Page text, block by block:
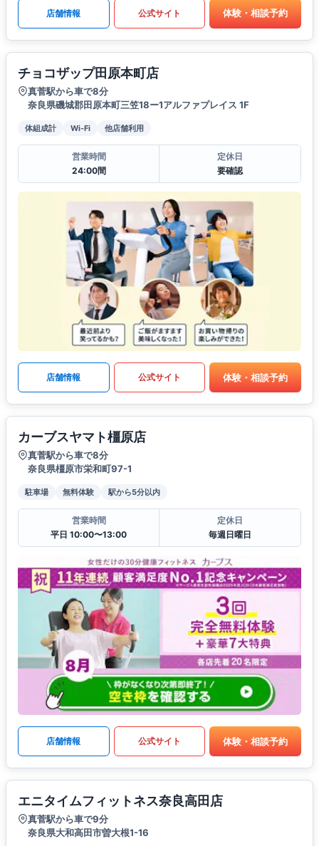
店舗情報 公式サイト 体験・相談予約
チョコザップ田原本町店
真菅駅から車で8分
奈良県磯城郡田原本町三笠18ー1アルファプレイス 1F
体組成計 Wi-Fi 他店舗利用
営業時間
24:00間
定休日
要確認
店舗情報 公式サイト 体験・相談予約
カーブスヤマト橿原店
真菅駅から車で8分
奈良県橿原市栄和町97-1
駐車場 無料体験 駅から5分以内
営業時間
平日 10:00〜13:00
定休日
毎週日曜日
店舗情報 公式サイト 体験・相談予約
エニタイムフィットネス奈良高田店
真菅駅から車で9分
奈良県大和高田市曽大根1-16